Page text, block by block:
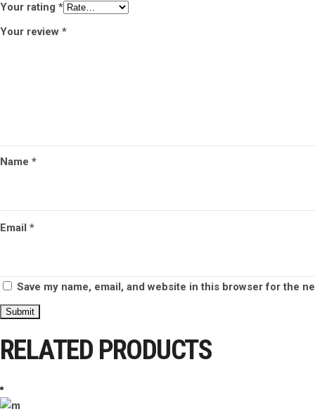
Your rating *
Your review *
Name *
Email *
Save my name, email, and website in this browser for the
RELATED PRODUCTS